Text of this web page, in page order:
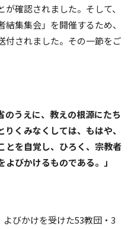
確認されました。そして、
結集集会」を開催するため、
付されました。その一節をご
のうえに、教えの根源にたち
くみなくしては、もはや、
とを自覚し、ひろく、宗教者
びかけるものである。」
びかけを受けた53教団・3